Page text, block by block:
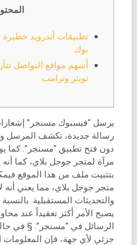
تطبيقات أندرويد
بوك
أسهم مواقع التواصل
تويتر وترامب
يرسل “فيسبوك مسنجر”
رسالة جديدة، تكشف المرسل
دون فتح تطبيق “مسنجر”. كما
مرآة لمتجر جوجل بلاي، كما
بتثبيت ملف من هذا الموقع
متجر جوجل بلاي، مما يعني أنه
والتحديثات المستقبلية.
يصبح الأمر أكثر تعقيداً عند
الرسائل في “مسنجر”. § في
جزئي لأي جهة، فإن